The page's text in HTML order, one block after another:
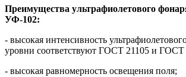
Преимущества ультрафиолетового
УФ-102:
- высокая интенсивность
уровни соответствуют ГОСТ 21105 и ГОСТ
- высокая равномерность освещения поля;